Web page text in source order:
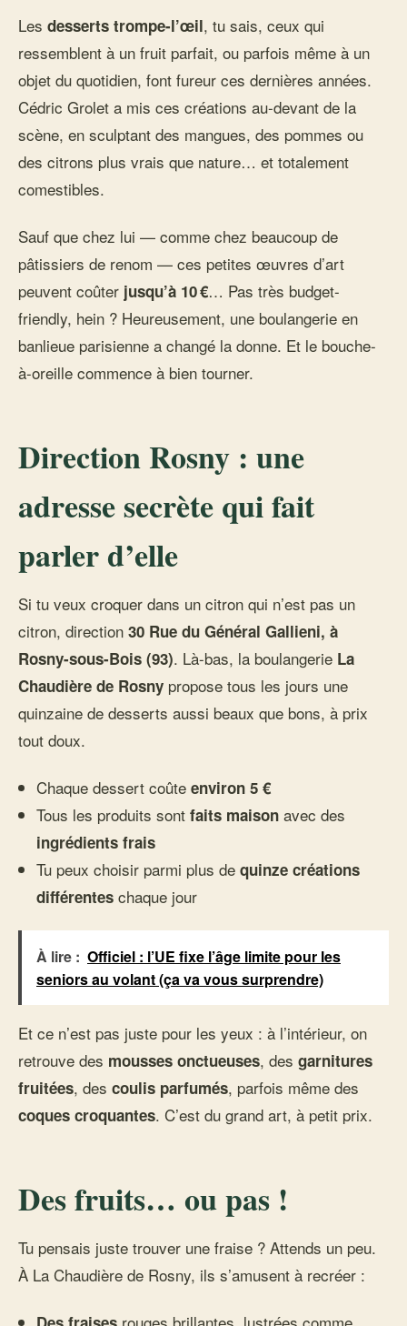
Les desserts trompe-l’œil, tu sais, ceux qui
ressemblent à un fruit parfait, ou parfois même à un
objet du quotidien, font fureur ces dernières années.
Cédric Grolet a mis ces créations au-devant de la
scène, en sculptant des mangues, des pommes ou
des citrons plus vrais que nature… et totalement
comestibles.
Sauf que chez lui — comme chez beaucoup de
pâtissiers de renom — ces petites œuvres d’art
peuvent coûter jusqu’à 10 €… Pas très budget-
friendly, hein ? Heureusement, une boulangerie en
banlieue parisienne a changé la donne. Et le bouche-
à-oreille commence à bien tourner.
Direction Rosny : une
adresse secrète qui fait
parler d’elle
Si tu veux croquer dans un citron qui n’est pas un
citron, direction 30 Rue du Général Gallieni, à
Rosny-sous-Bois (93). Là-bas, la boulangerie La
Chaudière de Rosny propose tous les jours une
quinzaine de desserts aussi beaux que bons, à prix
tout doux.
Chaque dessert coûteenviron 5 €
Tous les produits sontfaits maison avec des
ingrédients frais
Tu peux choisir parmi plus dequinze créations
différentes chaque jour
À lire : Officiel : l’UE fixe l’âge limite pour les
seniors au volant (ça va vous surprendre)
Et ce n’est pas juste pour les yeux : à l’intérieur, on
retrouve des mousses onctueuses, des garnitures
fruitées, des coulis parfumés, parfois même des
coques croquantes. C’est du grand art, à petit prix.
Des fruits… ou pas !
Tu pensais juste trouver une fraise ? Attends un peu.
À La Chaudière de Rosny, ils s’amusent à recréer :